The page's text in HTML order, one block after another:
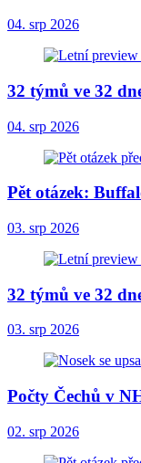
04. srp 2026
32 týmů ve 32
04. srp 2026
Pět otázek:
03. srp 2026
32 týmů ve 32
03. srp 2026
Počty Čechů v
02. srp 2026